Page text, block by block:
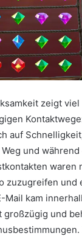
zeigt
auf
und
zuzugreifen und
kam
und